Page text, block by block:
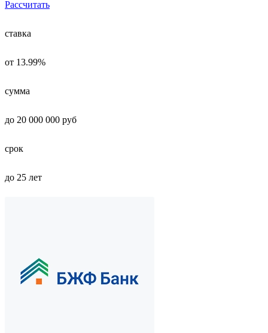
Рассчитать
ставка
от 13.99%
сумма
до 20 000 000 руб
срок
до 25 лет